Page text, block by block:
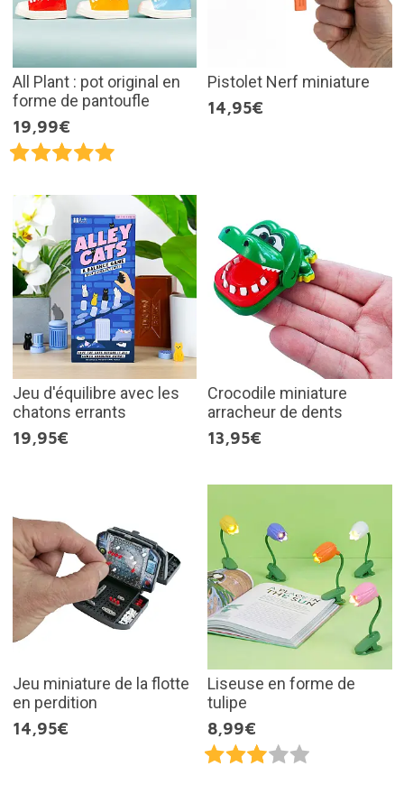
All Plant : pot original en
forme de pantoufle
19,99€
Pistolet Nerf miniature
14,95€
Jeu d'équilibre avec les
chatons errants
19,95€
Crocodile miniature
arracheur de dents
13,95€
Jeu miniature de la flotte
en perdition
14,95€
Liseuse en forme de
tulipe
8,99€